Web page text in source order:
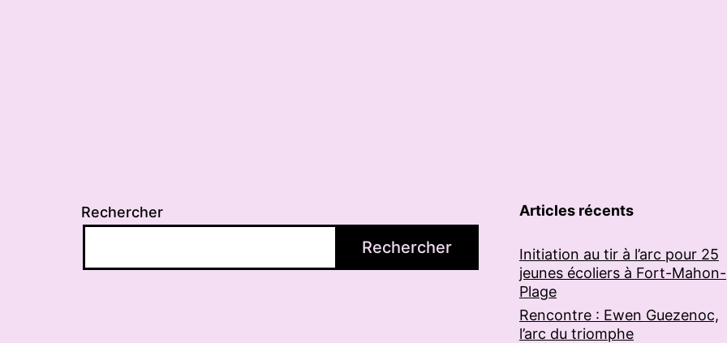
Rechercher
Rechercher
Articles récents
Initiation au tir à l’arc pour 25
jeunes écoliers à Fort-Mahon-
Plage
Rencontre : Ewen Guezenoc,
l’arc du triomphe